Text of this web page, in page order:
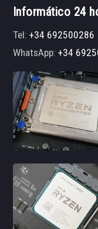
Informático 24
Tel:+34 692500286
WhatsApp:+34